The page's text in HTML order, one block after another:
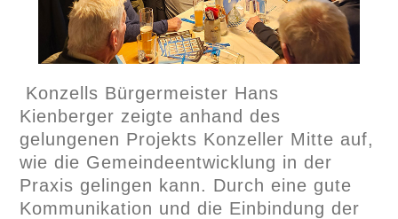
Konzells Bürgermeister Hans
Kienberger zeigte anhand des
gelungenen Projekts Konzeller Mitte auf,
wie die Gemeindeentwicklung in der
Praxis gelingen kann. Durch eine gute
Kommunikation und die Einbindung der